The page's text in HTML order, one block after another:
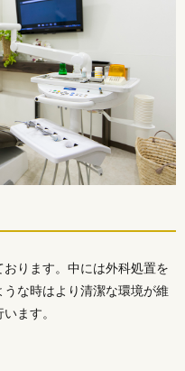
ります。中には外科処置を
な時はより清潔な環境が維
ます。